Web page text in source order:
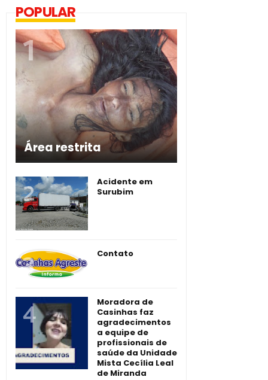
POPULAR
Área restrita
Acidente em
Surubim
Contato
Moradora de
Casinhas faz
agradecimentos
a equipe de
profissionais de
saúde da Unidade
Mista Cecília Leal
de Miranda